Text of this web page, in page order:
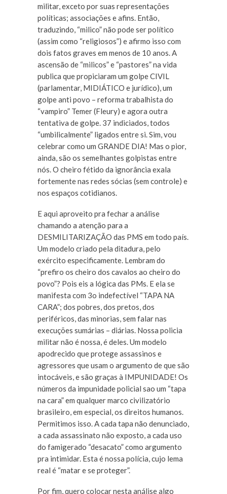
militar, exceto por suas representações
políticas; associações e afins. Então,
traduzindo, “milico” não pode ser político
(assim como “religiosos”) e afirmo isso com
dois fatos graves em menos de 10 anos. A
ascensão de “milicos” e “pastores” na vida
publica que propiciaram um golpe CIVIL
(parlamentar, MIDIÁTICO e jurídico), um
golpe anti povo – reforma trabalhista do
“vampiro” Temer (Fleury) e agora outra
tentativa de golpe. 37 indiciados, todos
“umbilicalmente” ligados entre si. Sim, vou
celebrar como um GRANDE DIA! Mas o pior,
ainda, são os semelhantes golpistas entre
nós. O cheiro fétido da ignorância exala
fortemente nas redes sócias (sem controle) e
nos espaços cotidianos.
E aqui aproveito pra fechar a análise
chamando a atenção para a
DESMILITARIZAÇÃO das PMS em todo país.
Um modelo criado pela ditadura, pelo
exército especificamente. Lembram do
“prefiro os cheiro dos cavalos ao cheiro do
povo”? Pois eis a lógica das PMs. E ela se
manifesta com 3o indefectível “TAPA NA
CARA”; dos pobres, dos pretos, dos
periféricos, das minorias, sem falar nas
execuções sumárias – diárias. Nossa policia
militar não é nossa, é deles. Um modelo
apodrecido que protege assassinos e
agressores que usam o argumento de que são
intocáveis, e são graças à IMPUNIDADE! Os
números da impunidade policial sao um “tapa
na cara” em qualquer marco civilizatório
brasileiro, em especial, os direitos humanos.
Permitimos isso. A cada tapa não denunciado,
a cada assassinato não exposto, a cada uso
do famigerado “desacato” como argumento
pra intimidar. Esta é nossa polícia, cujo lema
real é “matar e se proteger”.
Por fim, quero colocar nesta análise algo